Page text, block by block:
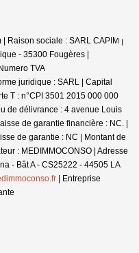
Raison sociale : SARL CAPIM |
- 35300 Fougères |
TVA
juridique : SARL | Capital
T : n°CPI 3501 2015 000 000
de délivrance : 4 avenue Louis
de garantie financière : NC. |
de garantie : NC | Montant de
: MEDIMMOCONSO | Adresse
- Bât A - CS25222 - 44505 LA
| Entreprise